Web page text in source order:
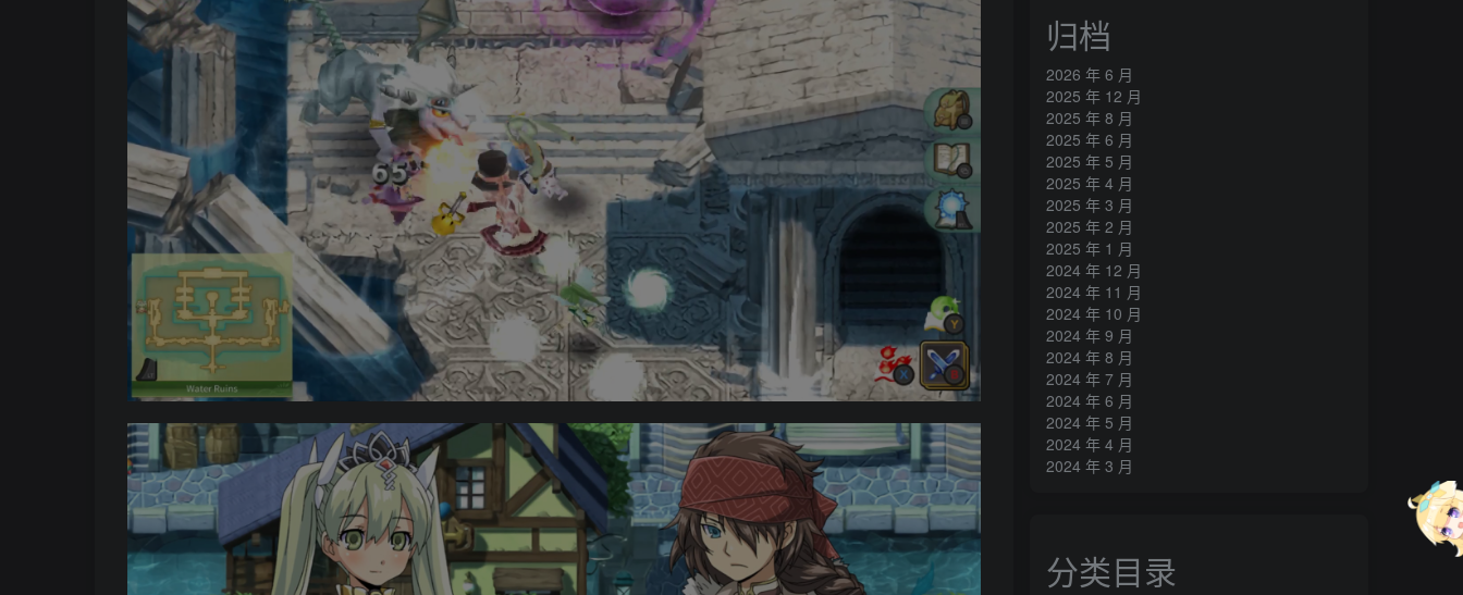
归档
2026 年 6 月
2025 年 12 月
2025 年 8 月
2025 年 6 月
2025 年 5 月
2025 年 4 月
2025 年 3 月
2025 年 2 月
2025 年 1 月
2024 年 12 月
2024 年 11 月
2024 年 10 月
2024 年 9 月
2024 年 8 月
2024 年 7 月
2024 年 6 月
2024 年 5 月
2024 年 4 月
2024 年 3 月
分类目录